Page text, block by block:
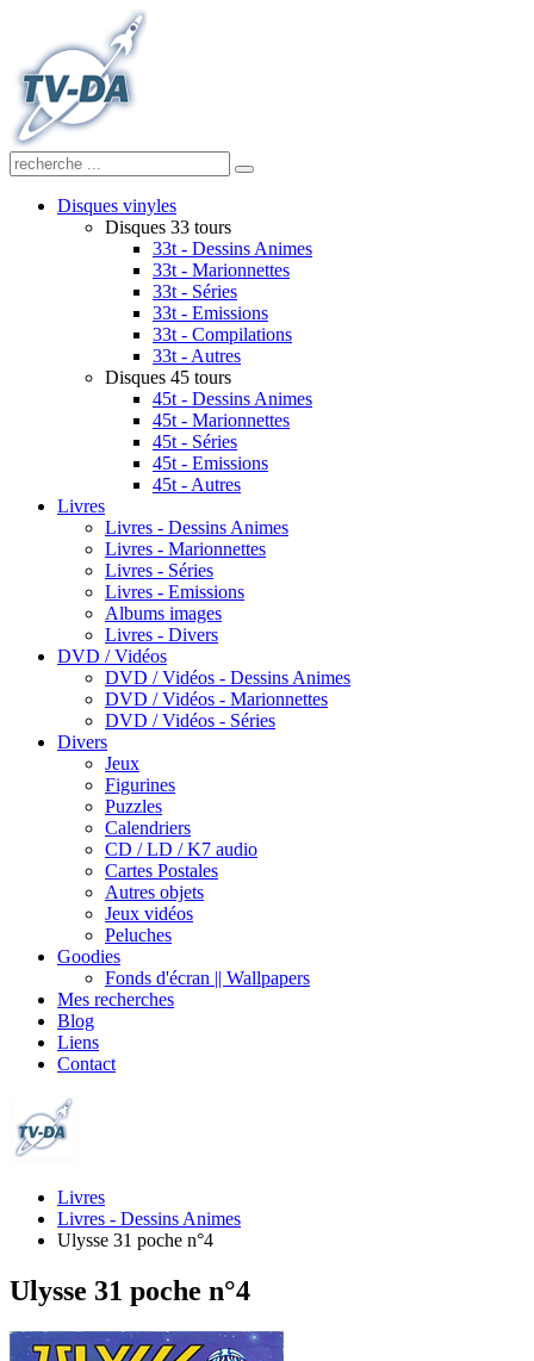
Disques vinyles
Disques 33 tours
33t - Dessins Animes
33t - Marionnettes
33t - Séries
33t - Emissions
33t - Compilations
33t - Autres
Disques 45 tours
45t - Dessins Animes
45t - Marionnettes
45t - Séries
45t - Emissions
45t - Autres
Livres
Livres - Dessins Animes
Livres - Marionnettes
Livres - Séries
Livres - Emissions
Albums images
Livres - Divers
DVD / Vidéos
DVD / Vidéos - Dessins Animes
DVD / Vidéos - Marionnettes
DVD / Vidéos - Séries
Divers
Jeux
Figurines
Puzzles
Calendriers
CD / LD / K7 audio
Cartes Postales
Autres objets
Jeux vidéos
Peluches
Goodies
Fonds d'écran || Wallpapers
Mes recherches
Blog
Liens
Contact
Livres
Livres - Dessins Animes
Ulysse 31 poche n°4
Ulysse 31 poche n°4